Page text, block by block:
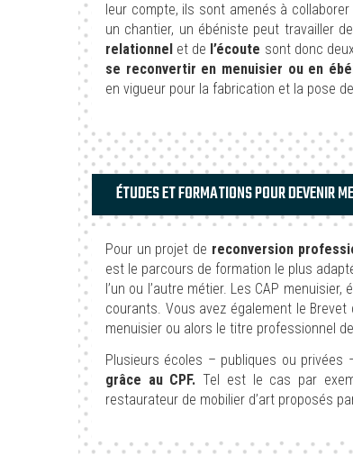
leur compte, ils sont amenés à
un chantier, un ébéniste peut travailler
relationnel et de l’écoute sont donc
se reconvertir en menuisier ou en
en vigueur pour la fabrication et la pose
ÉTUDES ET FORMATIONS POUR DEVENIR
Pour un projet de reconversion
est le parcours de formation le plus
l’un ou l’autre métier. Les CAP
courants. Vous avez également le
menuisier ou alors le titre professionnel
Plusieurs écoles – publiques ou privées
grâce au CPF. Tel est le cas par
restaurateur de mobilier d’art proposés par